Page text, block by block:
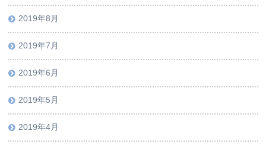
2019年8月
2019年7月
2019年6月
2019年5月
2019年4月